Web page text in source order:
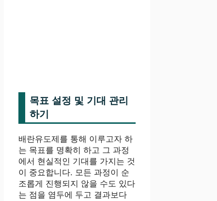
목표 설정 및 기대 관리
하기
배란유도제를 통해 이루고자 하
는 목표를 명확히 하고 그 과정
에서 현실적인 기대를 가지는 것
이 중요합니다. 모든 과정이 순
조롭게 진행되지 않을 수도 있다
는 점을 염두에 두고 결과보다